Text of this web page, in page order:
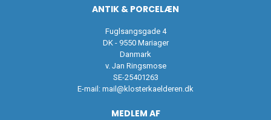
ANTIK & PORCELÆN
Fuglsangsgade 4
DK - 9550 Mariager
Danmark
v. Jan Ringsmose
SE-25401263
E-mail: mail@klosterkaelderen.dk
MEDLEM AF